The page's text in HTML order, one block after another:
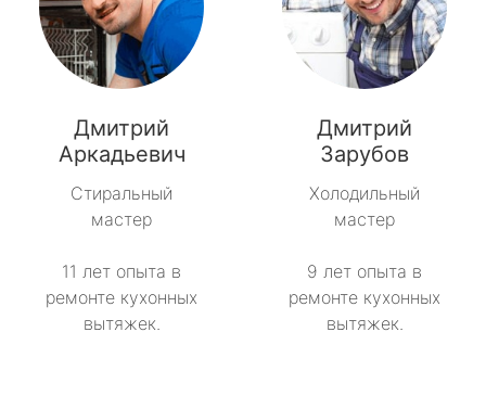
метро Пражская
метро Павелецкая
метро Пятницкое шоссе
метро Сокольники
метро Профсоюзная
Дмитрий
Аркадьевич
Стиральный
мастер
11 лет опыта в
ремонте кухонных
вытяжек.
Дмитрий
Зарубов
Холодильный
мастер
9 лет опыта в
ремонте кухонных
вытяжек.